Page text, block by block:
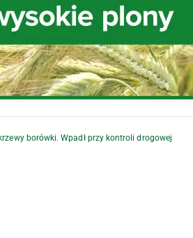
borówki. Wpadł przy kontroli drogowej